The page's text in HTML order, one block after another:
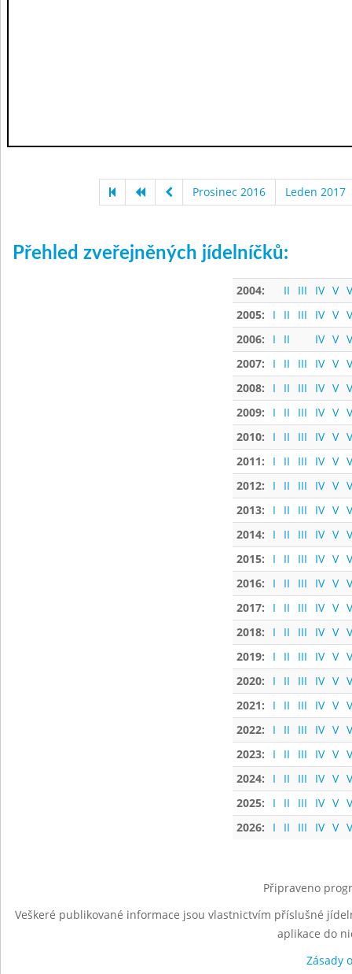
Prosinec 2016 Leden 2017
Přehled zveřejněných jídelníčků:
2004: II III IV V
2005:
I II III IV V
2006:
I II IV V
2007:
I II III IV V
2008:
I II III IV V
2009:
I II III IV V
2010:
I II III IV V
2011:
I II III IV V
2012:
I II III IV V
2013:
I II III IV V
2014:
I II III IV V
2015:
I II III IV V
2016:
I II III IV V
2017:
I II III IV V
2018:
I II III IV V
2019:
I II III IV V
2020:
I II III IV V
2021:
I II III IV V
2022:
I II III IV V
2023:
I II III IV V
2024:
I II III IV V
2025:
I II III IV V
2026:
I II III IV V
Připraveno
Veškeré publikované informace jsou vlastnictvím příslušné
aplikace do
Zásady